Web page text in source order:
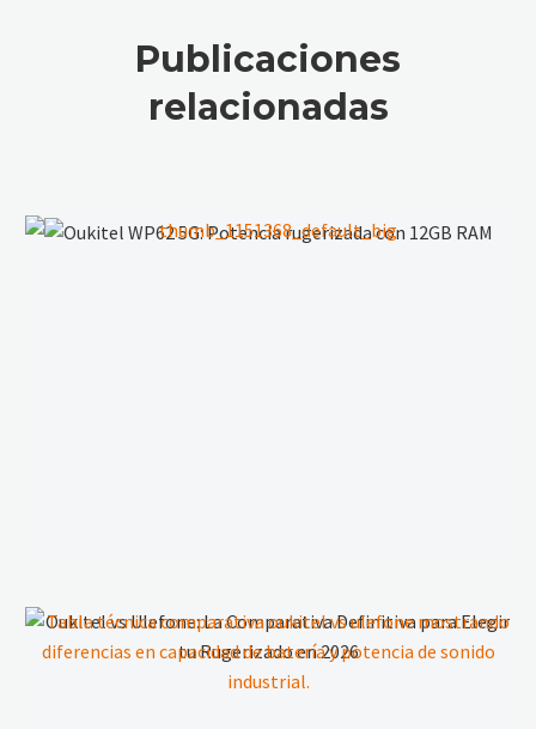
una Power
pesca del
Publicaciones
relacionadas